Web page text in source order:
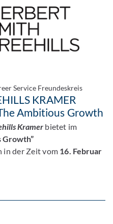
Service Freundeskreis
KRAMER
Ambitious Growth
Kramer bietet im
Growth”
in der Zeit vom 16. Februar